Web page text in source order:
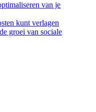
van je
kunt verlagen
groei van sociale